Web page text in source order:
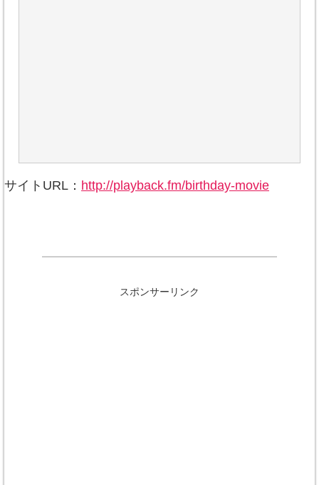
サイトURL： http://playback.fm/birthday-movie
スポンサーリンク